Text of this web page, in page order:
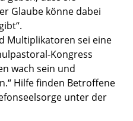
Glaube könne dabei
Multiplikatoren sei eine
Kongress
wach sein und
Hilfe finden Betroffene
unter der